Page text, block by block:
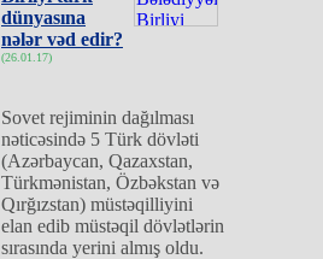
dünyasına
nələr vəd edir?
(26.01.17)
Sovet rejiminin dağılması
nəticəsində 5 Türk dövləti
(Azərbaycan, Qazaxstan,
Türkmənistan, Özbəkstan və
Qırğızstan) müstəqilliyini
elan edib müstəqil dövlətlərin
sırasında yerini almış oldu.